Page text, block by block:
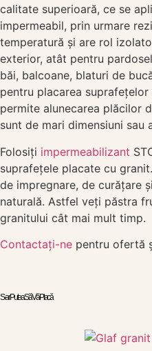
calitate superioară, ce se
impermeabil, prin urmare
temperatură și are rol
exterior, atât pentru
băi, balcoane, blaturi de
pentru placarea
permite alunecarea plăcilor
sunt de mari dimensiuni sau
Folosiți impermeabilizant
suprafețele placate cu
de impregnare, de curățare
naturală. Astfel veți păstra
granitului cât mai mult timp.
Contactați-ne pentru ofertă
S-ar Putea Să Vă Placă